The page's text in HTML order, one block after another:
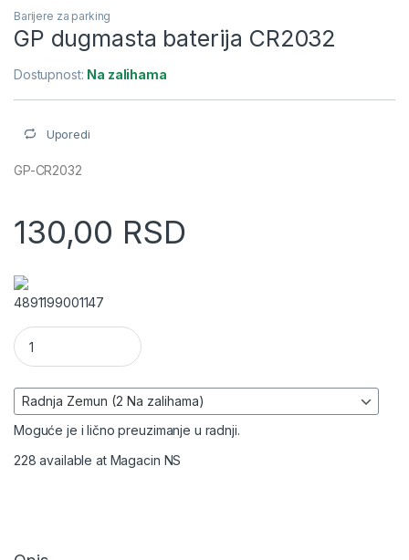
Barijere za parking
GP dugmasta baterija CR2032
Dostupnost: Na zalihama
Uporedi
GP-CR2032
130,00 RSD
4891199001147
GP dugmasta baterija CR2032 količina
Moguće je i lično preuzimanje u radnji.
228 available at Magacin NS